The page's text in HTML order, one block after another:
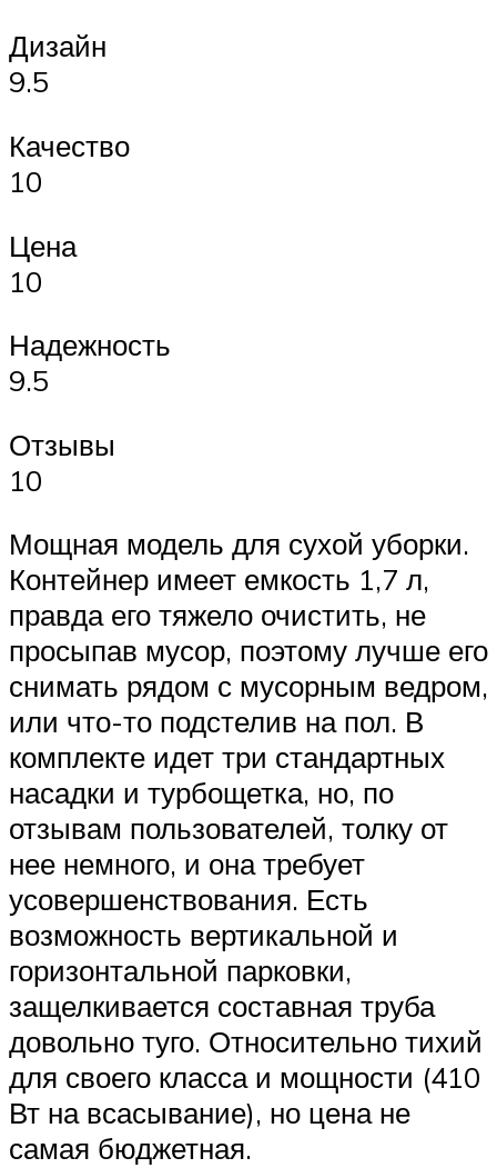
Дизайн
9.5
Качество
10
Цена
10
Надежность
9.5
Отзывы
10
Мощная модель для сухой уборки.
Контейнер имеет емкость 1,7 л,
правда его тяжело очистить, не
просыпав мусор, поэтому лучше его
снимать рядом с мусорным ведром,
или что-то подстелив на пол. В
комплекте идет три стандартных
насадки и турбощетка, но, по
отзывам пользователей, толку от
нее немного, и она требует
усовершенствования. Есть
возможность вертикальной и
горизонтальной парковки,
защелкивается составная труба
довольно туго. Относительно тихий
для своего класса и мощности (410
Вт на всасывание), но цена не
самая бюджетная.